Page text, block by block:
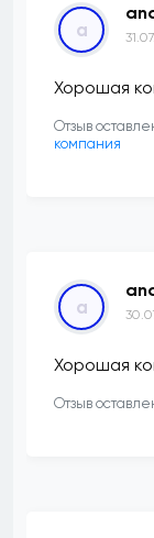
a
Хорошая
Отзыв
компания
a
Хорошая
Отзыв